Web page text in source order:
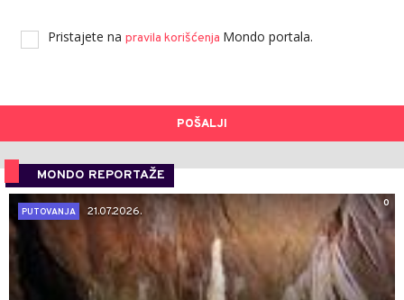
Pristajete na pravila korišćenja Mondo portala.
POŠALJI
MONDO REPORTAŽE
0
PUTOVANJA
21.07.2026.